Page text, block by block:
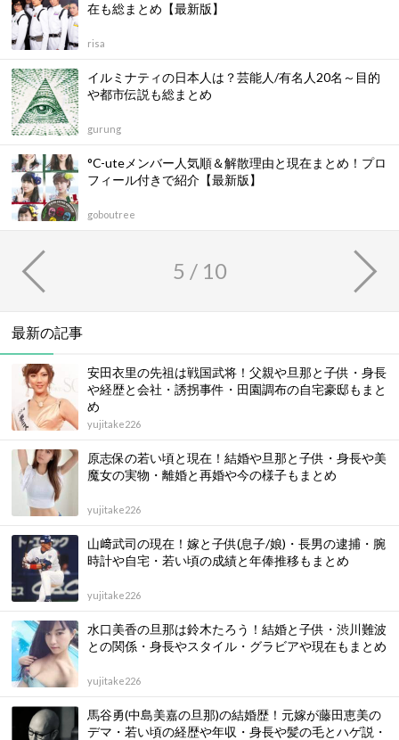
在も総まとめ【最新版】
risa
イルミナティの日本人は？芸能人/有名人20名～目的
や都市伝説も総まとめ
gurung
°C-uteメンバー人気順＆解散理由と現在まとめ！プロ
フィール付きで紹介【最新版】
goboutree
5 / 10
最新の記事
安田衣里の先祖は戦国武将！父親や旦那と子供・身長
や経歴と会社・誘拐事件・田園調布の自宅豪邸もまと
め
yujitake226
原志保の若い頃と現在！結婚や旦那と子供・身長や美
魔女の実物・離婚と再婚や今の様子もまとめ
yujitake226
山﨑武司の現在！嫁と子供(息子/娘)・長男の逮捕・腕
時計や自宅・若い頃の成績と年俸推移もまとめ
yujitake226
水口美香の旦那は鈴木たろう！結婚と子供・渋川難波
との関係・身長やスタイル・グラビアや現在もまとめ
yujitake226
馬谷勇(中島美嘉の旦那)の結婚歴！元嫁が藤田恵美の
デマ・若い頃の経歴や年収・身長や髪の毛とハゲ説・